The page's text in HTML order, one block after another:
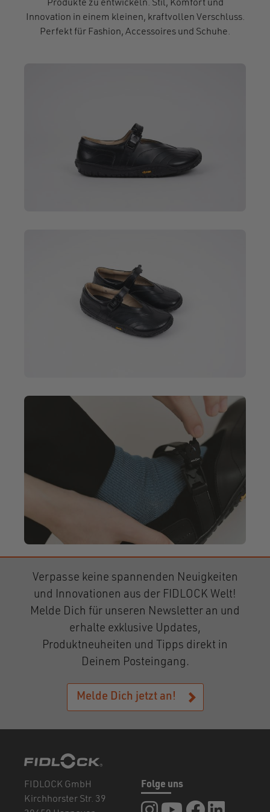
Produkte zu entwickeln. Stil, Komfort und
Innovation in einem kleinen, kraftvollen Verschluss.
Perfekt für Fashion, Accessoires und Schuhe.
Verpasse keine spannenden Neuigkeiten
und Innovationen aus der FIDLOCK Welt!
Melde Dich für unseren Newsletter an und
erhalte exklusive Updates,
Produktneuheiten und Tipps direkt in
Deinem Posteingang.
Melde Dich jetzt an!
FIDLOCK GmbH
Kirchhorster Str. 39
Folge uns
FIDLOCK auf Instagram
FIDLOCK auf
FIDLOCK auf